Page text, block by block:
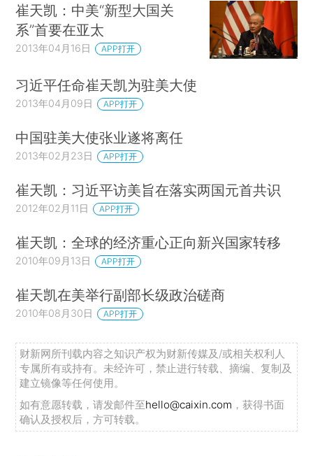
崔天凯：中美“新型大国关
系”首要在亚太
2013年04月16日 APP打开
习近平任命崔天凯为驻美大使
2013年04月09日 APP打开
中国驻美大使张业遂将离任
2013年02月23日 APP打开
崔天凯：习近平访美旨在落实两国元首共识
2012年02月11日 APP打开
崔天凯：全球的经济重心正向新兴国家转移
2010年09月13日 APP打开
崔天凯在美举行副部长级政治磋商
2010年08月30日 APP打开
财新网所刊载内容之知识产权为财新传媒及/或相关权利人
专属所有或持有。未经许可，禁止进行转载、摘编、复制及
建立镜像等任何使用。
如有意愿转载，请发邮件至hello@caixin.com ，获得书面
确认及授权后，方可转载。